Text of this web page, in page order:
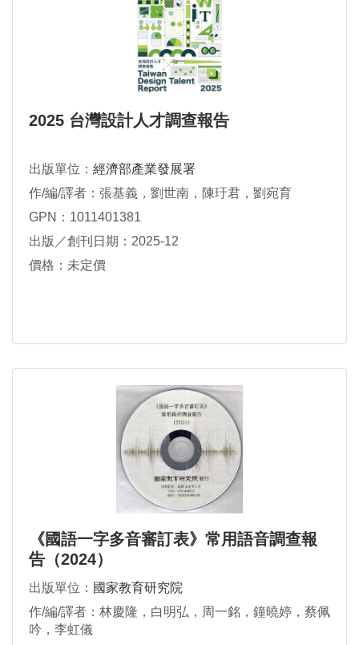
2025 台灣設計人才調查報告
出版單位： 經濟部產業發展署
作/編/譯者：張基義，劉世南，陳玗君，劉宛育
GPN：1011401381
出版／創刊日期：2025-12
價格：未定價
《國語一字多音審訂表》常用語音調查報
告（2024）
出版單位： 國家教育研究院
作/編/譯者：林慶隆，白明弘，周一銘，鐘曉婷，蔡佩
吟，李虹儀